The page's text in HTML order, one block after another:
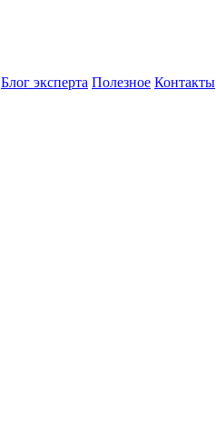
Блог эксперта Полезное Контакты